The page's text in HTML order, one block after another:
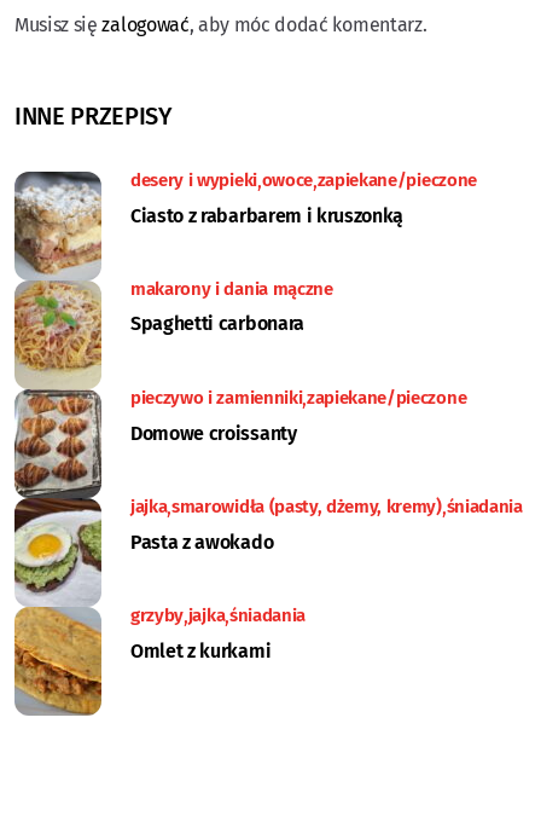
Musisz sięzalogować, aby móc dodać komentarz.
INNE PRZEPISY
desery i wypieki owoce zapiekane/pieczone
Ciasto z rabarbarem i kruszonką
makarony i dania mączne
Spaghetti carbonara
pieczywo i zamienniki zapiekane/pieczone
Domowe croissanty
jajka smarowidła (pasty, dżemy, kremy) śniadania
Pasta z awokado
grzyby jajka śniadania
Omlet z kurkami